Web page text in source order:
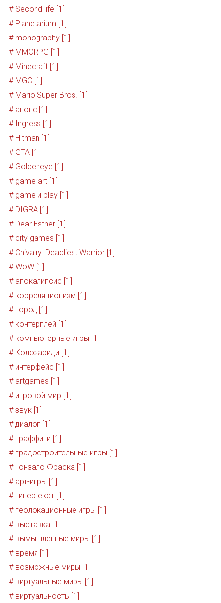
# Second life [1]
# Planetarium [1]
# monography [1]
# MMORPG [1]
# Minecraft [1]
# MGC [1]
# Mario Super Bros. [1]
# анонс [1]
# Ingress [1]
# Hitman [1]
# GTA [1]
# Goldeneye [1]
# game-art [1]
# game и play [1]
# DIGRA [1]
# Dear Esther [1]
# city games [1]
# Chivalry: Deadliest Warrior [1]
# WoW [1]
# апокалипсис [1]
# корреляционизм [1]
# город [1]
# контерплей [1]
# компьютерные игры [1]
# Колозариди [1]
# интерфейс [1]
# artgames [1]
# игровой мир [1]
# звук [1]
# диалог [1]
# граффити [1]
# градостроительные игры [1]
# Гонзало Фраска [1]
# арт-игры [1]
# гипертекст [1]
# геолокационные игры [1]
# выставка [1]
# вымышленные миры [1]
# время [1]
# возможные миры [1]
# виртуальные миры [1]
# виртуальность [1]